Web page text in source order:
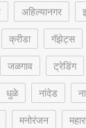
अहिल्यानगर
क्रीडा गॅझेट्स
जळगाव ट्रेडिंग
धुळे नांदेड
मनोरंजन